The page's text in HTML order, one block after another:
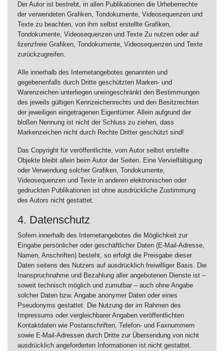
Der Autor ist bestrebt, in allen Publikationen die Urheberrechte
der verwendeten Grafiken, Tondokumente, Videosequenzen und
Texte zu beachten, von ihm selbst erstellte Grafiken,
Tondokumente, Videosequenzen und Texte Zu nutzen oder auf
lizenzfreie Grafiken, Tondokumente, Videosequenzen und Texte
zurückzugreifen.
Alle innerhalb des Internetangebotes genannten und
gegebenenfalls durch Dritte geschützten Marken- und
Warenzeichen unterliegen uneingeschränkt den Bestimmungen
des jeweils gültigen Kennzeichenrechts und den Besitzrechten
der jeweiligen eingetragenen Eigentümer. Allein aufgrund der
bloßen Nennung ist nicht der Schluss zu ziehen, dass
Markenzeichen nicht durch Rechte Dritter geschützt sind!
Das Copyright für veröffentlichte, vom Autor selbst erstellte
Objekte bleibt allein beim Autor der Seiten. Eine Vervielfältigung
oder Verwendung solcher Grafiken, Tondokumente,
Videosequenzen und Texte in anderen elektronischen oder
gedruckten Publikationen ist ohne ausdrückliche Zustimmung
des Autors nicht gestattet.
4. Datenschutz
Sofern innerhalb des Internetangebotes die Möglichkeit zur
Eingabe persönlicher oder geschäftlicher Daten (E-Mail-Adresse,
Namen, Anschriften) besteht, so erfolgt die Preisgabe dieser
Daten seitens des Nutzers auf ausdrücklich freiwilliger Basis. Die
Inanspruchnahme und Bezahlung aller angebotenen Dienste ist –
soweit technisch möglich und zumutbar – auch ohne Angabe
solcher Daten bzw. Angabe anonymer Daten oder eines
Pseudonyms gestattet. Die Nutzung der im Rahmen des
Impressums oder vergleichbarer Angaben veröffentlichten
Kontaktdaten wie Postanschriften, Telefon- und Faxnummern
sowie E-Mail-Adressen durch Dritte zur Übersendung von nicht
ausdrücklich angeforderten Informationen ist nicht gestattet.